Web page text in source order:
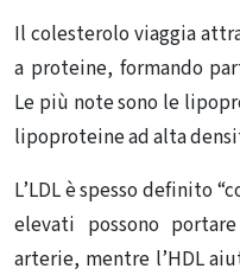
Il colesterolo viaggia
a proteine, formando
Le più note sono le
lipoproteine​​ad alta
L’LDL è spesso definito
elevati possono
arterie, mentre l’HDL